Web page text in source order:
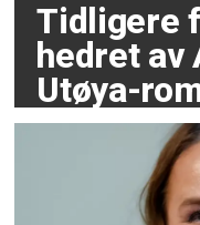
Tidligere
hedret av
Utøya-